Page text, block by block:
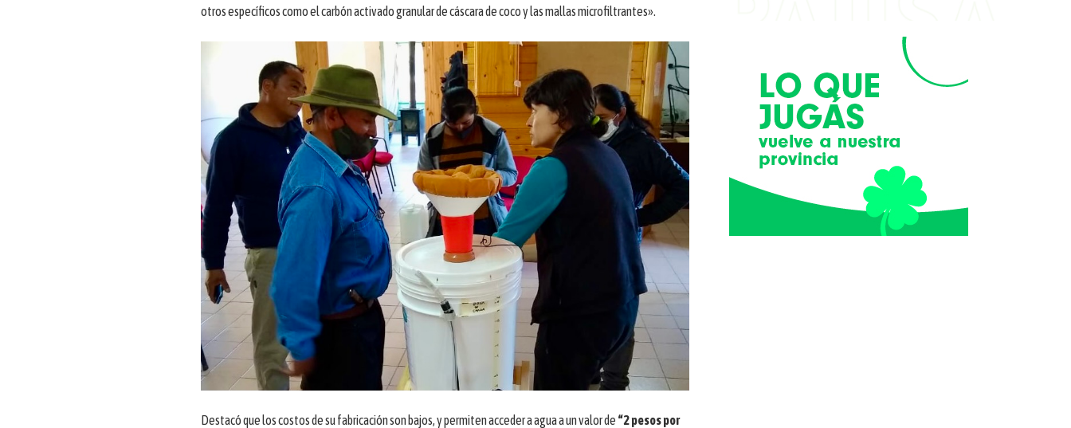
otros específicos como el carbón activado granular de cáscara de coco y las mallas microfiltrantes».
Destacó que los costos de su fabricación son bajos, y permiten acceder a agua a un valor de “2 pesos por